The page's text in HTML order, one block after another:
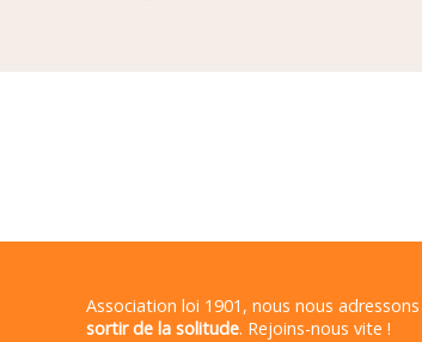
Association loi 1901, nous nous
sortir de la solitude. Rejoins-nous vite !